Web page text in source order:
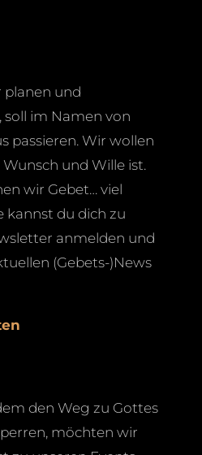
planen und
im Namen von
passieren. Wir wollen
und Wille ist.
wir Gebet… viel
kannst du dich zu
anmelden und
(Gebets-)News
den Weg zu Gottes
möchten wir